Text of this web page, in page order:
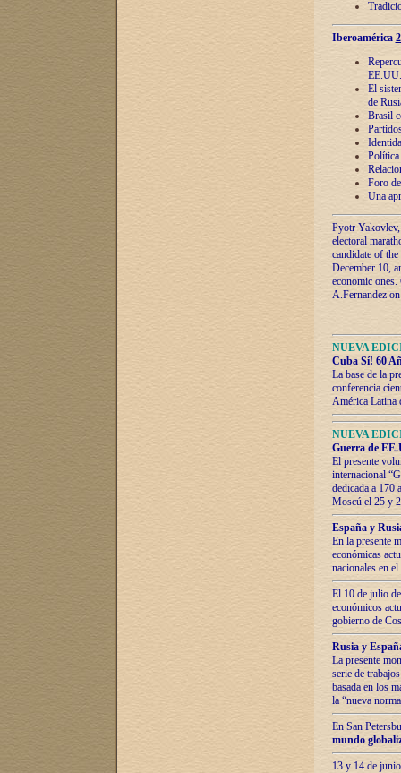
Iberoamérica
EE.UU.
El
de
Brasil
Política
Foro
Una
Pyotr
electoral
candidate of
December 10,
economic
A.Fernandez
NUEVA
Cuba Sí! 60
La base de la
conferencia
América Latina
NUEVA
Guerra de
El presente
internacional
dedicada a 170
Moscú el 25 y
España y
En la presente
económicas
nacionales en
El 10 de julio
económicos
gobierno de
Rusia y
La presente
serie de
basada en los
la “nueva
En San
mundo
13 y 14 de